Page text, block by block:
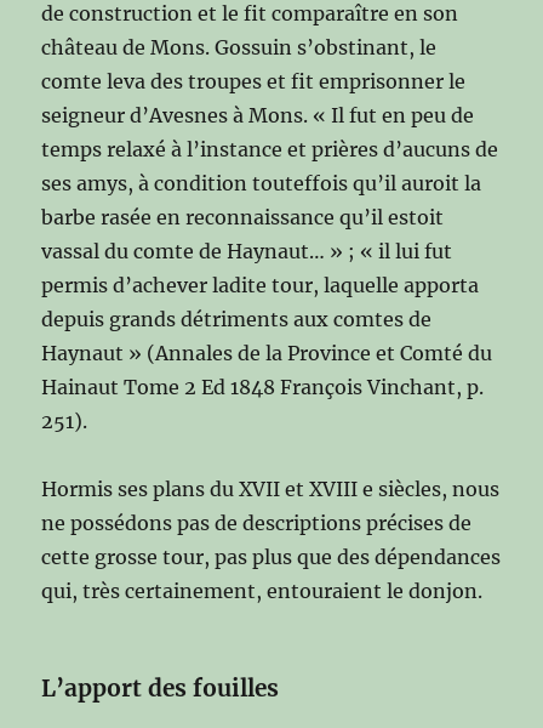
de construction et le fit comparaître en son
château de Mons. Gossuin s’obstinant, le
comte leva des troupes et fit emprisonner le
seigneur d’Avesnes à Mons. « Il fut en peu de
temps relaxé à l’instance et prières d’aucuns de
ses amys, à condition touteffois qu’il auroit la
barbe rasée en reconnaissance qu’il estoit
vassal du comte de Haynaut… » ; « il lui fut
permis d’achever ladite tour, laquelle apporta
depuis grands détriments aux comtes de
Haynaut » (Annales de la Province et Comté du
Hainaut Tome 2 Ed 1848 François Vinchant, p.
251).
Hormis ses plans du XVII et XVIII e siècles, nous
ne possédons pas de descriptions précises de
cette grosse tour, pas plus que des dépendances
qui, très certainement, entouraient le donjon.
L’apport des fouilles